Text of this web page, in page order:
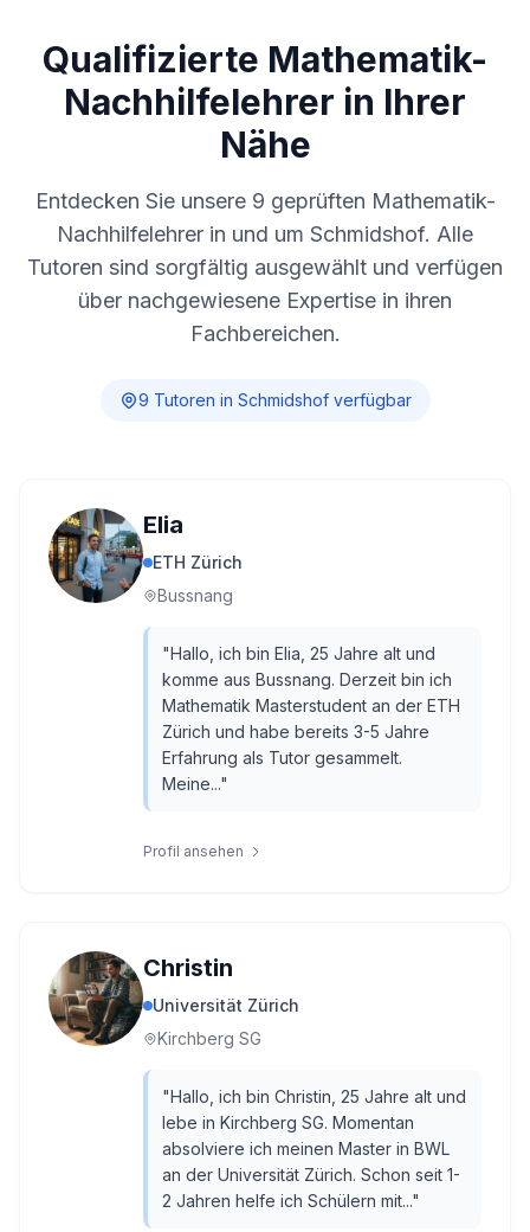
Qualifizierte Mathematik-
Nachhilfelehrer in Ihrer
Nähe
Entdecken Sie unsere 9 geprüften Mathematik-
Nachhilfelehrer in und um Schmidshof. Alle
Tutoren sind sorgfältig ausgewählt und verfügen
über nachgewiesene Expertise in ihren
Fachbereichen.
9 Tutoren in Schmidshofverfügbar
Elia
ETH Zürich
Bussnang
"Hallo, ich bin Elia, 25 Jahre alt und
komme aus Bussnang. Derzeit bin ich
Mathematik Masterstudent an der ETH
Zürich und habe bereits 3-5 Jahre
Erfahrung als Tutor gesammelt.
Meine..."
Profil ansehen
Christin
Universität Zürich
Kirchberg SG
"Hallo, ich bin Christin, 25 Jahre alt und
lebe in Kirchberg SG. Momentan
absolviere ich meinen Master in BWL
an der Universität Zürich. Schon seit 1-
2 Jahren helfe ich Schülern mit..."